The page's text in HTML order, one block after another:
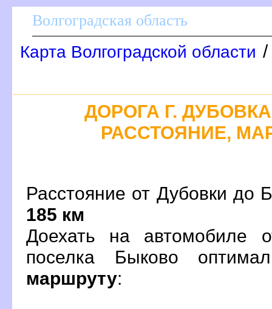
олгоградская область
Карта Волгоградской области /
ДОРОГА Г.
РАССТОЯНИЕ,
Расстояние от Дубовки до
185 км
Доехать на автомобиле
поселка Быково
маршруту: